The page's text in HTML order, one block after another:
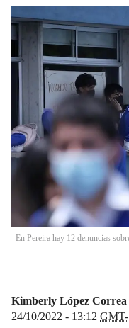
En Pereira hay 12 denuncias
Kimberly López Correa
24/10/2022 - 13:12